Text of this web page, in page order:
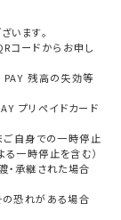
います。
コードからお申し
残高の失効等
プリペイドカード
ご自身での一時停止
る一時停止を含む）
・承継された場合
恐れがある場合